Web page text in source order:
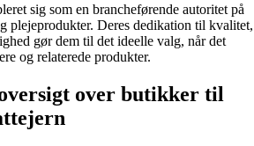
sig som en brancheførende autoritet på
plejeprodukter. Deres dedikation til kvalitet,
gør dem til det ideelle valg, når det
og relaterede produkter.
over butikker til